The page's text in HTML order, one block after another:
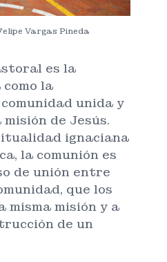
Vargas Pineda
es la
la
unida y
de Jesús.
ignaciana
la comunión es
de unión entre
que los
misma misión y a
de un